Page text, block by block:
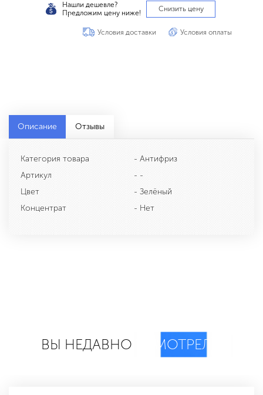
Нашли дешевле?
Предложим цену ниже!
Снизить цену
Условия доставки Условия оплаты
Описание Отзывы
Категория товара
Артикул
Цвет
Концентрат
- Антифриз
- -
- Зелёный
- Нет
ВЫ НЕДАВНО СМОТРЕЛИ